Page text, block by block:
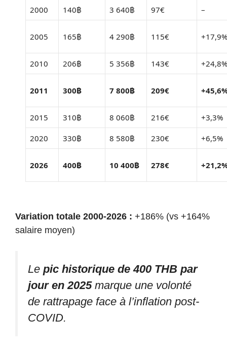
2000 140฿ 3 640฿ 97€ –
2005 165฿ 4 290฿ 115€ +17,9%
2010 206฿ 5 356฿ 143€ +24,8%
2011 300฿ 7 800฿ 209€
2015 310฿ 8 060฿ 216€ +3,3%
2020 330฿ 8 580฿ 230€ +6,5%
2026 400฿ 10 400฿ 278€
Variation totale 2000-2026 : +186% (vs +164%
salaire moyen)
Le pic historique de 400 THB par
jour en 2025marque une volonté
de rattrapage face à l’inflation post-
COVID.